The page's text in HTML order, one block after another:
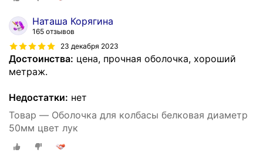
Наташа Корягина
165 отзывов
23 декабря 2023
Достоинства: цена, прочная оболочка, хороший
метраж.
Недостатки: нет
Товар — Оболочка для колбасы белковая диаметр
50мм цвет лук